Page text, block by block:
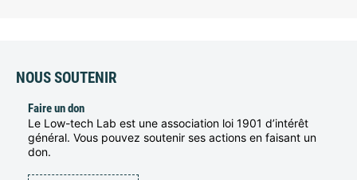
NOUS SOUTENIR
Faire un don
Le Low-tech Lab est une association loi 1901 d’intérêt
général. Vous pouvez soutenir ses actions en faisant un
don.